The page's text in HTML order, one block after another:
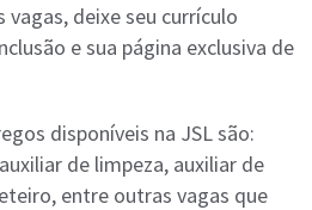
deixe seu currículo
e sua página exclusiva de
disponíveis na JSL são:
de limpeza, auxiliar de
entre outras vagas que